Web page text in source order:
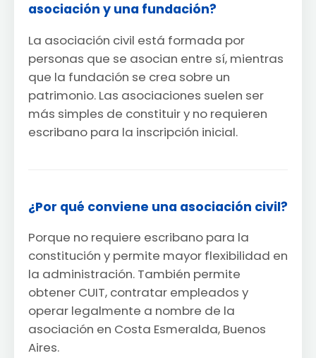
asociación y una fundación?
La asociación civil está formada por
personas que se asocian entre sí, mientras
que la fundación se crea sobre un
patrimonio. Las asociaciones suelen ser
más simples de constituir y no requieren
escribano para la inscripción inicial.
¿Por qué conviene una asociación civil?
Porque no requiere escribano para la
constitución y permite mayor flexibilidad en
la administración. También permite
obtener CUIT, contratar empleados y
operar legalmente a nombre de la
asociación en Costa Esmeralda, Buenos
Aires.